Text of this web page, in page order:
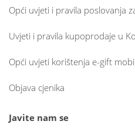
Opći uvjeti i pravila poslovanja
Uvjeti i pravila kupoprodaje u
Opći uvjeti korištenja e-gift
Objava cjenika
Javite nam se